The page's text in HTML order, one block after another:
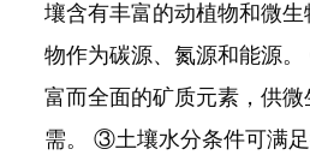
壤含有丰富的动植物和微
物作为碳源、氮源和能源
富而全面的矿质元素，供
需。 ③土壤水分条件可满